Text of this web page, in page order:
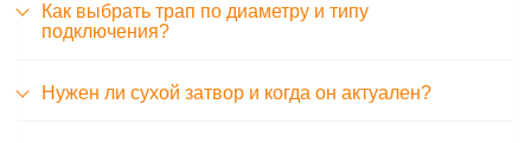
Как выбрать трап по диаметру и типу
подключения?
Нужен ли сухой затвор и когда он актуален?